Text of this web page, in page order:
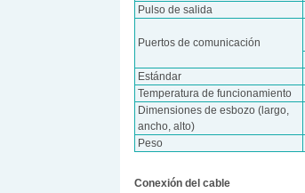
Pulso de salida
Puertos de comunicación
Estándar
Temperatura de funcionamiento
Dimensiones de esbozo (largo,
ancho, alto)
Peso
Conexión del cable